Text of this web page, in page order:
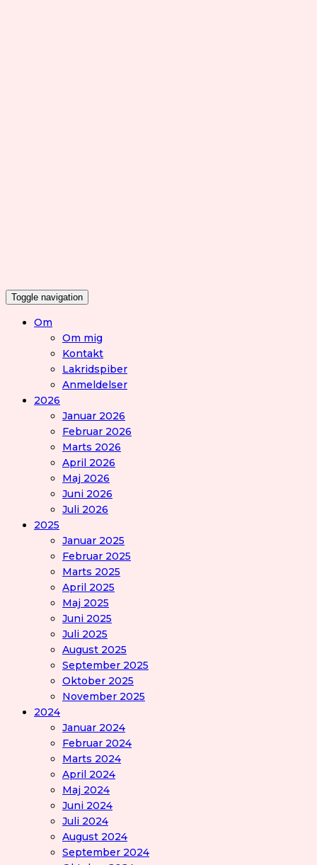
Toggle navigation
Om
Om mig
Kontakt
Lakridspiber
Anmeldelser
2026
Januar 2026
Februar 2026
Marts 2026
April 2026
Maj 2026
Juni 2026
Juli 2026
2025
Januar 2025
Februar 2025
Marts 2025
April 2025
Maj 2025
Juni 2025
Juli 2025
August 2025
September 2025
Oktober 2025
November 2025
2024
Januar 2024
Februar 2024
Marts 2024
April 2024
Maj 2024
Juni 2024
Juli 2024
August 2024
September 2024